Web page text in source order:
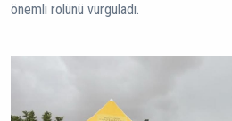
önemli rolünü vurguladı.